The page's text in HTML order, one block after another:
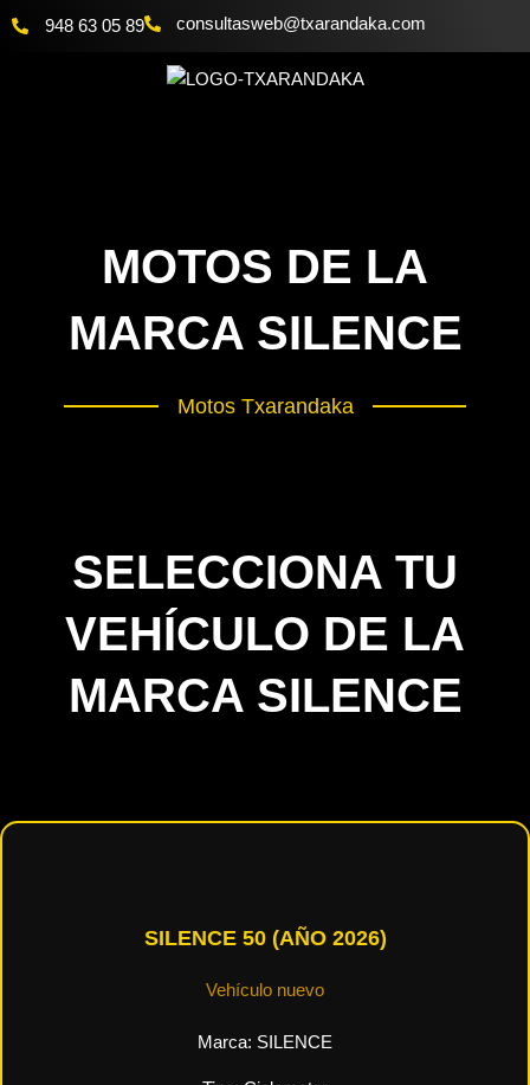
948 63 05 89 moc.akadnaraxt
@bewsatlusnoc
MOTOS DE LA
MARCA SILENCE
Motos Txarandaka
SELECCIONA TU
VEHÍCULO DE LA
MARCA SILENCE
SILENCE 50 (AÑO 2026)
Vehículo nuevo
Marca: SILENCE